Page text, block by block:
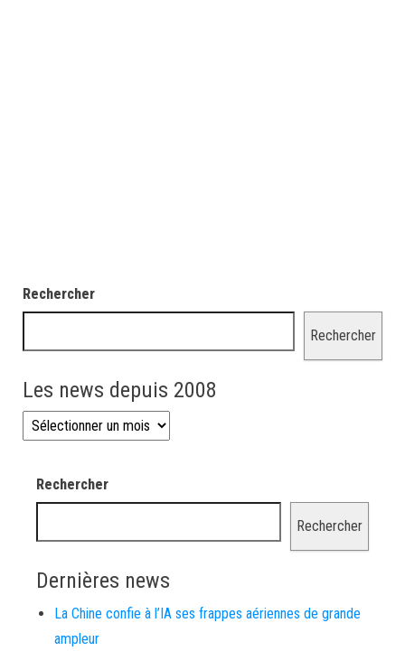
Rechercher
Rechercher
Les news depuis 2008
Les news depuis 2008
Rechercher
Rechercher
Dernières news
La Chine confie à l’IA ses frappes aériennes de grande
ampleur